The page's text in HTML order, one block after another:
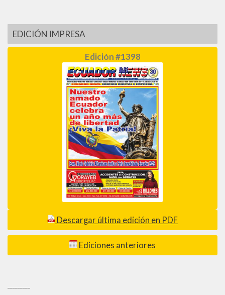
EDICIÓN IMPRESA
Edición #1398
Descargar última edición en PDF
Ediciones anteriores